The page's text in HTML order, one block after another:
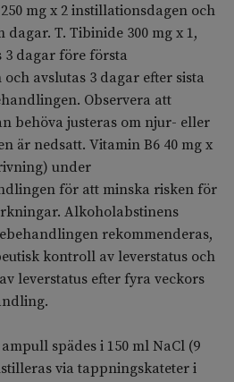
mg x 2 instillationsdagen och
dagar. T. Tibinide 300 mg x 1,
3 dagar före första
avslutas 3 dagar efter sista
Observera att
behöva justeras om njur- eller
är nedsatt. Vitamin B6 40 mg x
under
för att minska risken för
Alkoholabstinens
rekommenderas,
kontroll av leverstatus och
leverstatus efter fyra veckors
spädes i 150 ml NaCl (9
via tappningskateter i